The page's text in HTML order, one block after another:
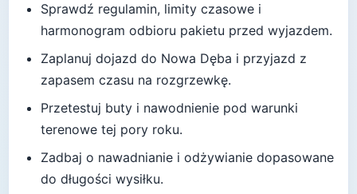
Sprawdź regulamin, limity czasowe i
harmonogram odbioru pakietu przed wyjazdem.
Zaplanuj dojazd do Nowa Dęba i przyjazd z
zapasem czasu na rozgrzewkę.
Przetestuj buty i nawodnienie pod warunki
terenowe tej pory roku.
Zadbaj o nawadnianie i odżywianie dopasowane
do długości wysiłku.